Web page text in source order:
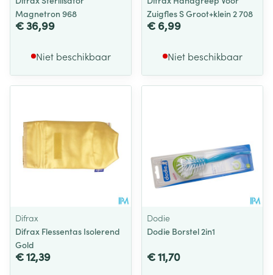
Magnetron 968
€ 36,99
Niet beschikbaar
Zuigfles S Groot+klein 2 708
€ 6,99
Niet beschikbaar
Difrax
Difrax Flessentas Isolerend
Gold
€ 12,39
Dodie
Dodie Borstel 2in1
€ 11,70